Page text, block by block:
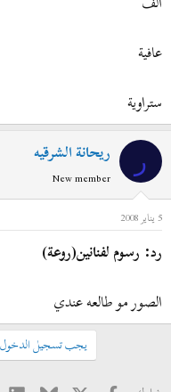
عافية
ستراوية
ر ريحانة الشرقيه
New member
5 يناير 2008
رد: رسوم لفنانين(روعة)
الصور مو طالعه عندي
يجب تسجيل الدخول